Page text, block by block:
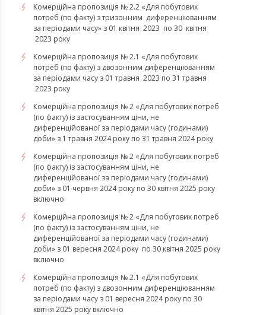
Комерційна пропозиція № 2.2 «Для побутових
потреб (по факту) з тризонним диференціюванням
за періодами часу» з 01 квітня 2023 по 30 квітня
2023 року
Комерційна пропозиція № 2.1 «Для побутових
потреб (по факту) з двозонним диференціюванням
за періодами часу з 01 травня 2023 по 31 травня
2023 року
Комерційна пропозиція № 2 «Для побутових потреб
(по факту) із застосуванням ціни, не
диференційованої за періодами часу (годинами)
доби» з 1 травня 2024 року по 31 травня 2024 року
Комерційна пропозиція № 2 «Для побутових потреб
(по факту) із застосуванням ціни, не
диференційованої за періодами часу (годинами)
доби» з 01 червня 2024 року по 30 квітня 2025 року
включно
Комерційна пропозиція № 2 «Для побутових потреб
(по факту) із застосуванням ціни, не
диференційованої за періодами часу (годинами)
доби» з 01 вересня 2024 року по 30 квітня 2025 року
включно
Комерційна пропозиція № 2.1 «Для побутових
потреб (по факту) з двозонним диференціюванням
за періодами часу з 01 вересня 2024 року по 30
квітня 2025 року включно